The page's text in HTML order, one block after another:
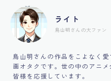
ライト
鳥山明さんの大ファン
鳥山明さんの作品をこよなく
画オタクです。世の中のアニ
皆様を応援しています。